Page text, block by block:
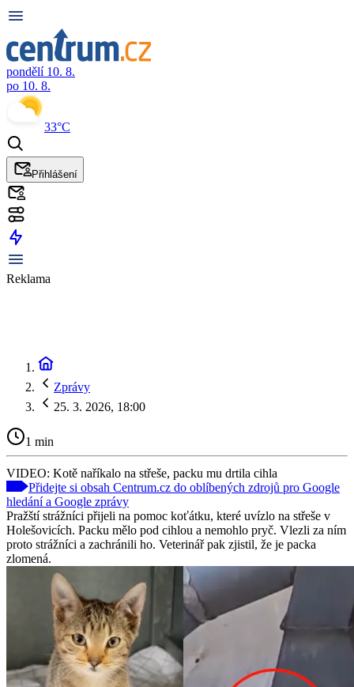
pondělí 10. 8.
po 10. 8.
33°C
Přihlášení
Reklama
Zprávy
25. 3. 2026, 18:00
1 min
VIDEO: Kotě naříkalo na střeše, packu mu drtila cihla
Přidejte si obsah Centrum.cz do oblíbených zdrojů pro Google
hledání a Google zprávy
Pražští strážníci přijeli na pomoc koťátku, které uvízlo na střeše v
Holešovicích. Packu mělo pod cihlou a nemohlo pryč. Vlezli za ním
proto strážníci a zachránili ho. Veterinář pak zjistil, že je packa
zlomená.